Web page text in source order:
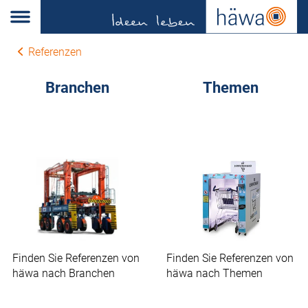
Referenzen
Branchen
Finden Sie Referenzen von
häwa nach Branchen
Themen
Finden Sie Referenzen von
häwa nach Themen